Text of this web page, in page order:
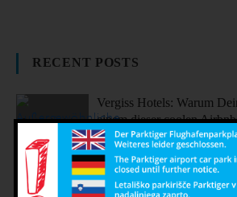
RECENT POSTS
Vergiss Hotels: Warum
einem dieser coolen
Sonne, Stil,